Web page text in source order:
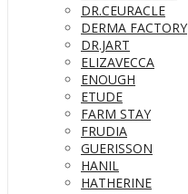
DR.CEURACLE
DERMA FACTORY
DR.JART
ELIZAVECCA
ENOUGH
ETUDE
FARM STAY
FRUDIA
GUERISSON
HANIL
HATHERINE